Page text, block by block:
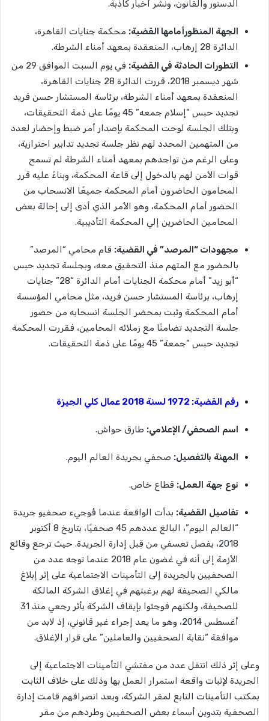
الدستور والقانون، ونشر أخبار كاذبة.
الجهة المنظورأمامها القضية: محكمة جنايات القاهرة،
الدائرة 28 إرهاب، المنعقدة بمعهد أمناء الشرطة.
التطورات الحادثة في القضية:
في يوم السبت الموافق 29 من
شهر ديسمبر 2018، قررت الدائرة 28 جنايات القاهرة،
المنعقدة بمعهد أمناء الشرطة، برئاسة المستشار حسن فريد
تجديد حبس “إسلام جمعه” 45 يومًا على ذمة التحقيقات،
وبتلك الجلسة لوحت المحكمة بإصدار أمر ضبط وإحضار لعدد
من المتهمين المحدد لهم نظر جلسة تجديد تدابير احترازية،
وعلى الرغم من تواجدهم بمعهد أمناء الشرطة لم تسمح
قوات الأمن لهم بالدخول إلى قاعة المحكمة، وبناءً عليه قرر
المحامون الحاضرون أمام المحكمة جميعًا الانسحاب من
الحضور أمام المحكمة، وهو الأمر الذي أدى إلى إحالة بعض
المحامين الحاضرين إلي المحكمة التأديبية.
مجهودات “المرصد” في القضية: قام محامي “المرصد”
بالحضور مع المتهم منذ التحقيق معه، وبجلسة تجديد حبس
“أبو زيد” أمام محكمة الجنايات أمام الدائرة “28” جنايات
إرهاب، برئاسة المستشار حسن فريد، مثل محامي المؤسسة
أمام المحكمة وثبت بمحضر الجلسة انسحابه من حضور
جلسة التجديد تضامنًا مع زملائه المحامين، فقررت المحكمة
تجديد حبس “جمعة” 45 يومًا على ذمة التحقيقات.
رقم القضية: 1972 لسنة عمال كلي الجيزة
اسم الصحفي/ الإعلامي: طارق حواش.
المهنة بالتفصيل: صحفي بجريدة العالم اليوم.
نوع جهة العمل: قطاع خاص.
تفاصيل القضية: بدأت الواقعة عندما فُوجيء صحفيو جريدة
“العالم اليوم”، البالغ عددهم 45 صحفيًا، بتاريخ 8 أكتوبر
2018، بفصل تعسفي من قِبل إدارة الجريدة. حيث ترجع وقائع
الأزمة إلى أنه في غضون عام 2018 عندما توجه عدد من
الصحفيين بالجريدة إلى التأمينات الاجتماعية على إثر إبلاغ
مالكي الصحيفة لهم برغبتهم في إغلاق الشركة المالكة
للصحيفة، ولكنهم فوجئوا بإيقاف الشركة بأثر رجعي منذ 31
أغسطس 2014، وهو ما يعد إجراء غير قانوني، إذ ﻻبد من
موافقة “نقابة الصحفيين والعاملين” على قرار اﻹغلاق.
وعلى إثر ذلك انتقل عدد من مفتشي التأمينات الاجتماعية إلى
الجريدة لإثبات واقعة استمرار العمل بها وذلك على خلاف الثابت
بمكتب التأمينات التابع لمقر الشركة، وبعد انصرافهم قامت إدارة
الصحفية بتدوين أسماء بعض الصحفيين وطردهم من مقر